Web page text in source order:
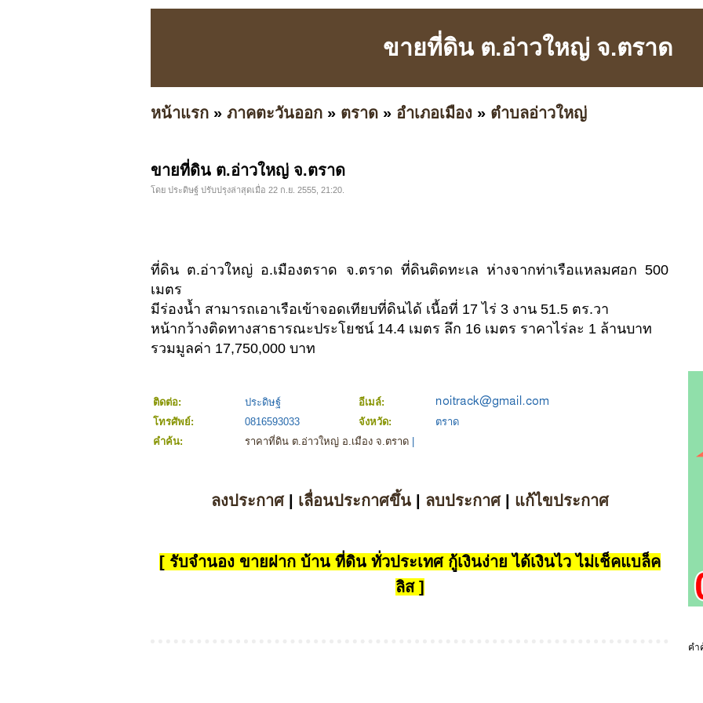
ขายที่ดิน ต.อ่าวใหญ่ จ.ตราด
หน้าแรก » ภาคตะวันออก » ตราด » อำเภอเมือง » ตำบลอ่าวใหญ่
ขายที่ดิน ต.อ่าวใหญ่ จ.ตราด
โดย ประดิษฐ์ ปรับปรุงล่าสุดเมื่อ 22 ก.ย. 2555, 21:20.
ที่ดิน ต.อ่าวใหญ่ อ.เมืองตราด จ.ตราด ที่ดินติดทะเล ห่างจากท่าเรือแหลมศอก 500
เมตร
มีร่องน้ำ สามารถเอาเรือเข้าจอดเทียบที่ดินได้ เนื้อที่ 17 ไร่ 3 งาน 51.5 ตร.วา
หน้ากว้างติดทางสาธารณะประโยชน์ 14.4 เมตร ลึก 16 เมตร ราคาไร่ละ 1 ล้านบาท
รวมมูลค่า 17,750,000 บาท
ติดต่อ: ประดิษฐ์
อีเมล์:
โทรศัพย์:
0816593033 จังหวัด:
ตราด
คำค้น:
ราคาที่ดิน ต.อ่าวใหญ่ อ.เมือง จ.ตราด
ลงประกาศ| เลื่อนประกาศขึ้น| ลบประกาศ| แก้ไขประกาศ
[ รับจำนอง ขายฝาก บ้าน ที่ดิน ทั่วประเทศ กู้เงินง่าย ได้เงินไว ไม่เช็คแบล็ค
ลิส ]
คำ